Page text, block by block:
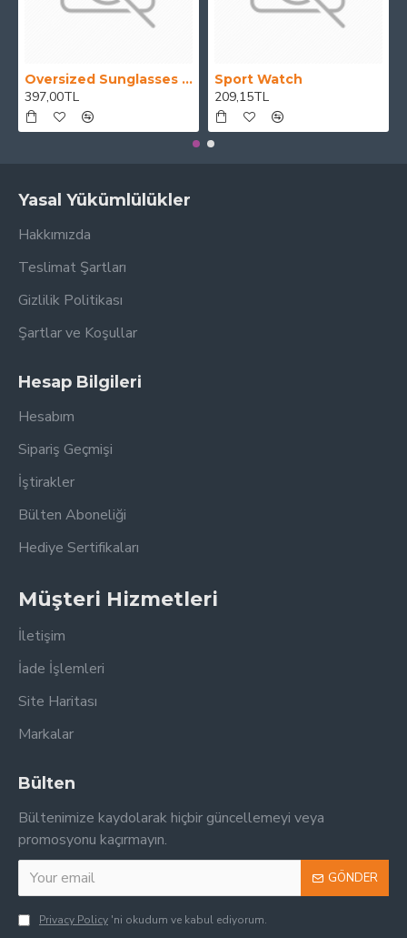
Oversized Sunglasses For Long Summer Days
397,00TL
Sport Watch
209,15TL
Yasal Yükümlülükler
Hakkımızda
Teslimat Şartları
Gizlilik Politikası
Şartlar ve Koşullar
Hesap Bilgileri
Hesabım
Sipariş Geçmişi
İştirakler
Bülten Aboneliği
Hediye Sertifikaları
Müşteri Hizmetleri
İletişim
İade İşlemleri
Site Haritası
Markalar
Bülten
Bültenimize kaydolarak hiçbir güncellemeyi veya
promosyonu kaçırmayın.
GÖNDER
Privacy Policy 'ni okudum ve kabul ediyorum.